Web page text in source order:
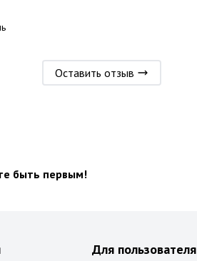
Оставить отзыв
быть первым!
Для пользователя